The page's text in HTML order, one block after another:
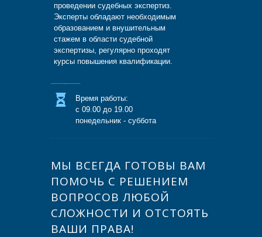
проведении судебных экспертиз.
Эксперты обладают необходимым
образованием и внушительным
стажем в области судебной
экспертизы, регулярно проходят
курсы повышения квалификации.
Время работы:
с 09.00 до 19.00
понедельник - суббота
МЫ ВСЕГДА ГОТОВЫ ВАМ
ПОМОЧЬ С РЕШЕНИЕМ
ВОПРОСОВ ЛЮБОЙ
СЛОЖНОСТИ И ОТСТОЯТЬ
ВАШИ ПРАВА!